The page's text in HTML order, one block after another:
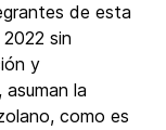
de esta
sin
y
la
como es